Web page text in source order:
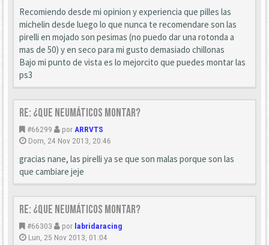
Recomiendo desde mi opinion y experiencia que pilles las
michelin desde luego lo que nunca te recomendare son las
pirelli en mojado son pesimas (no puedo dar una rotonda a
mas de 50) y en seco para mi gusto demasiado chillonas
Bajo mi punto de vista es lo mejorcito que puedes montar las
ps3
Re: ¿que neumáticos montar?
#66299 por ARRVTS
Dom, 24 Nov 2013, 20:46
gracias nane, las pirelli ya se que son malas porque son las
que cambiare jeje
Re: ¿que neumáticos montar?
#66303 por labridaracing
Lun, 25 Nov 2013, 01:04